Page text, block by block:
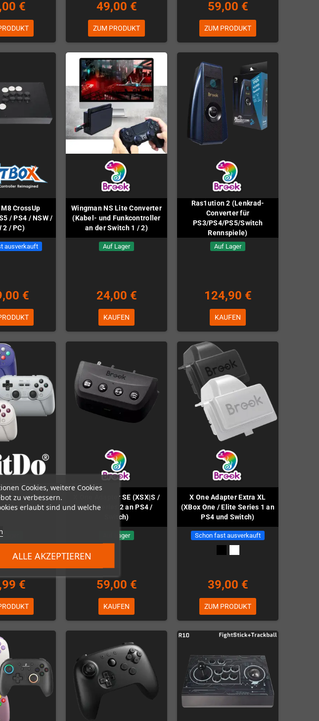
Cookies, weitere Cookies
zu verbessern.
erlaubt sind und welche
ALLE AKZEPTIEREN
€ 49,00 €
ZUM PRODUKT
59,00 €
ZUM PRODUKT
CrossUp
/ PS4 / NSW /
2 / PC)
ausverkauft
€
Wingman NS Lite Converter
(Kabel- und Funkcontroller
an der Switch 1 / 2)
Auf Lager
24,00 €
KAUFEN
Ras1ution 2 (Lenkrad-
Converter für
PS3/PS4/PS5/Switch
Rennspiele)
Auf Lager
124,90 €
KAUFEN
3 Controller
Lager
€
X One Adapter SE (XSX|S /
Elite Series 2 an PS4 /
Switch)
Auf Lager
59,00 €
KAUFEN
X One Adapter Extra XL
(XBox One / Elite Series 1 an
PS4 und Switch)
Schon fast ausverkauft
39,00 €
ZUM PRODUKT